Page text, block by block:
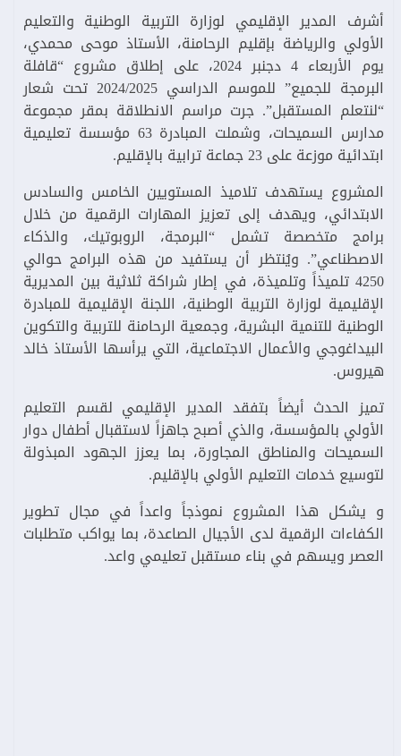
أشرف المدير الإقليمي لوزارة التربية الوطنية والتعليم
الأولي والرياضة بإقليم الرحامنة، الأستاذ موحى محمدي،
يوم الأربعاء 4 دجنبر 2024، على إطلاق مشروع “قافلة
البرمجة للجميع” للموسم الدراسي 2024/2025 تحت شعار
“لنتعلم المستقبل”. جرت مراسم الانطلاقة بمقر مجموعة
مدارس السميحات، وشملت المبادرة 63 مؤسسة تعليمية
ابتدائية موزعة على 23 جماعة ترابية بالإقليم.
المشروع يستهدف تلاميذ المستويين الخامس والسادس
الابتدائي، ويهدف إلى تعزيز المهارات الرقمية من خلال
برامج متخصصة تشمل “البرمجة، الروبوتيك، والذكاء
الاصطناعي”. ويُنتظر أن يستفيد من هذه البرامج حوالي
4250 تلميذاً وتلميذة، في إطار شراكة ثلاثية بين المديرية
الإقليمية لوزارة التربية الوطنية، اللجنة الإقليمية للمبادرة
الوطنية للتنمية البشرية، وجمعية الرحامنة للتربية والتكوين
البيداغوجي والأعمال الاجتماعية، التي يرأسها الأستاذ خالد
هيروس.
تميز الحدث أيضاً بتفقد المدير الإقليمي لقسم التعليم
الأولي بالمؤسسة، والذي أصبح جاهزاً لاستقبال أطفال دوار
السميحات والمناطق المجاورة، بما يعزز الجهود المبذولة
لتوسيع خدمات التعليم الأولي بالإقليم.
و يشكل هذا المشروع نموذجاً واعداً في مجال تطوير
الكفاءات الرقمية لدى الأجيال الصاعدة، بما يواكب متطلبات
العصر ويسهم في بناء مستقبل تعليمي واعد.